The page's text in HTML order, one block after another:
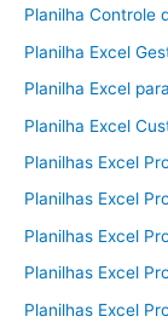
Planilha Controle
Planilha Excel
Planilha Excel
Planilha Excel
Planilhas Excel
Planilhas Excel
Planilhas Excel
Planilhas Excel
Planilhas Excel